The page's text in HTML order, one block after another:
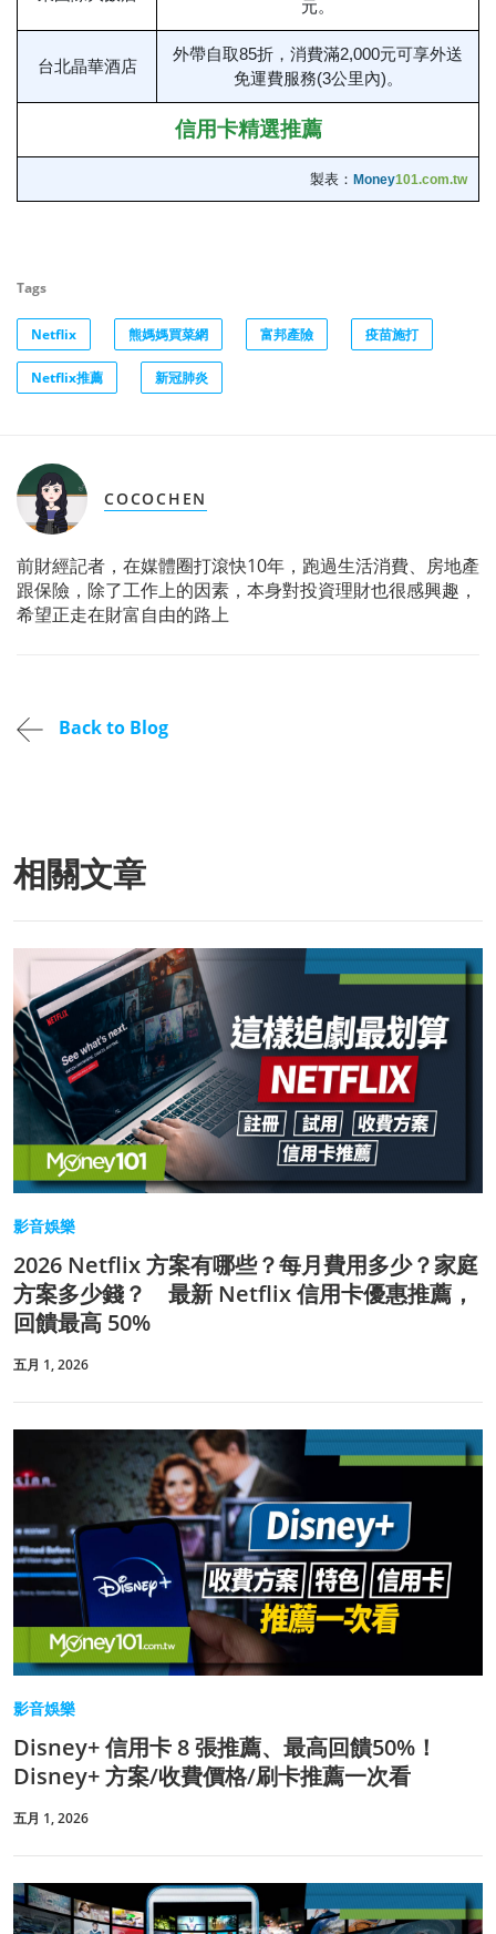
元。
台北晶華酒店
外帶自取85折，消費滿2,000元可享外送
免運費服務(3公里內)。
信用卡精選推薦
製表： Money101.com.tw
Tags
Netflix 熊媽媽買菜網 富邦產險 疫苗施打
Netflix推薦 新冠肺炎
COCOCHEN
前財經記者，在媒體圈打滾快10年，跑過生活消費、房地產
跟保險，除了工作上的因素，本身對投資理財也很感興趣，
希望正走在財富自由的路上
Back to Blog
相關文章
影音娛樂
2026 Netflix 方案有哪些？每月費用多少？家庭
方案多少錢？ 最新 Netflix 信用卡優惠推薦，
回饋最高 50%
五月 1, 2026
影音娛樂
Disney+ 信用卡 8 張推薦、最高回饋50%！
Disney+ 方案/收費價格/刷卡推薦一次看
五月 1, 2026